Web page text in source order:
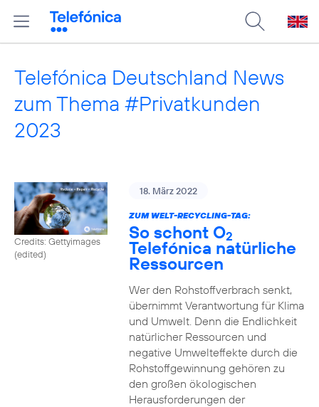
Telefónica Deutschland News
zum Thema #Privatkunden
2023
Credits: Gettyimages
(edited)
18. März 2022
ZUM WELT-RECYCLING-TAG:
So schont O2
Telefónica natürliche
Ressourcen
Wer den Rohstoffverbrach senkt,
übernimmt Verantwortung für Klima
und Umwelt. Denn die Endlichkeit
natürlicher Ressourcen und
negative Umwelteffekte durch die
Rohstoffgewinnung gehören zu
den großen ökologischen
Herausforderungen der